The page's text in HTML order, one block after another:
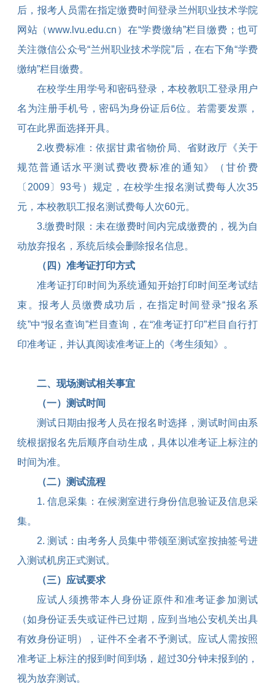
后，报考人员需在指定缴费时间登录兰州职业技术学院
网站（www.lvu.edu.cn ）在“学费缴纳”栏目缴费；也可
关注微信公众号“兰州职业技术学院”后，在右下角“学费
缴纳”栏目缴费。
在校学生用学号和密码登录，本校教职工登录用户
名为注册手机号，密码为身份证后6位。若需要发票，
可在此界面选择开具。
2.收费标准：依据甘肃省物价局、省财政厅《关于
规范普通话水平测试费收费标准的通知》（甘价费
〔 2009〕93号）规定，在校学生报名测试费每人次35
元，本校教职工报名测试费每人次60元。
3.缴费时限：未在缴费时间内完成缴费的，视为自
动放弃报名，系统后续会删除报名信息。
（四）准考证打印方式
准考证打印时间为系统通知开始打印时间至考试结
束。报考人员缴费成功后，在指定时间登录“报名系
统”中“报名查询”栏目查询，在“准考证打印”栏目自行打
印准考证，并认真阅读准考证上的《考生须知》。
二、现场测试相关事宜
（一）测试时间
测试日期由报考人员在报名时选择，测试时间由系
统根据报名先后顺序自动生成，具体以准考证上标注的
时间为准。
（二）测试流程
1.信息采集：在候测室进行身份信息验证及信息采
集。
2.测试：由考务人员集中带领至测试室按抽签号进
入测试机房正式测试。
（三）应试要求
应试人须携带本人身份证原件和准考证参加测试
（如身份证丢失或证件已过期，应到当地公安机关出具
有效身份证明），证件不全者不予测试。应试人需按照
准考证上标注的报到时间到场，超过30分钟未报到的，
视为放弃测试。